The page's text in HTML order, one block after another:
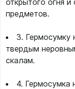
открытого огня и
предметов.
3. Гермосумку
твердым
скалам.
4. Гермосумка